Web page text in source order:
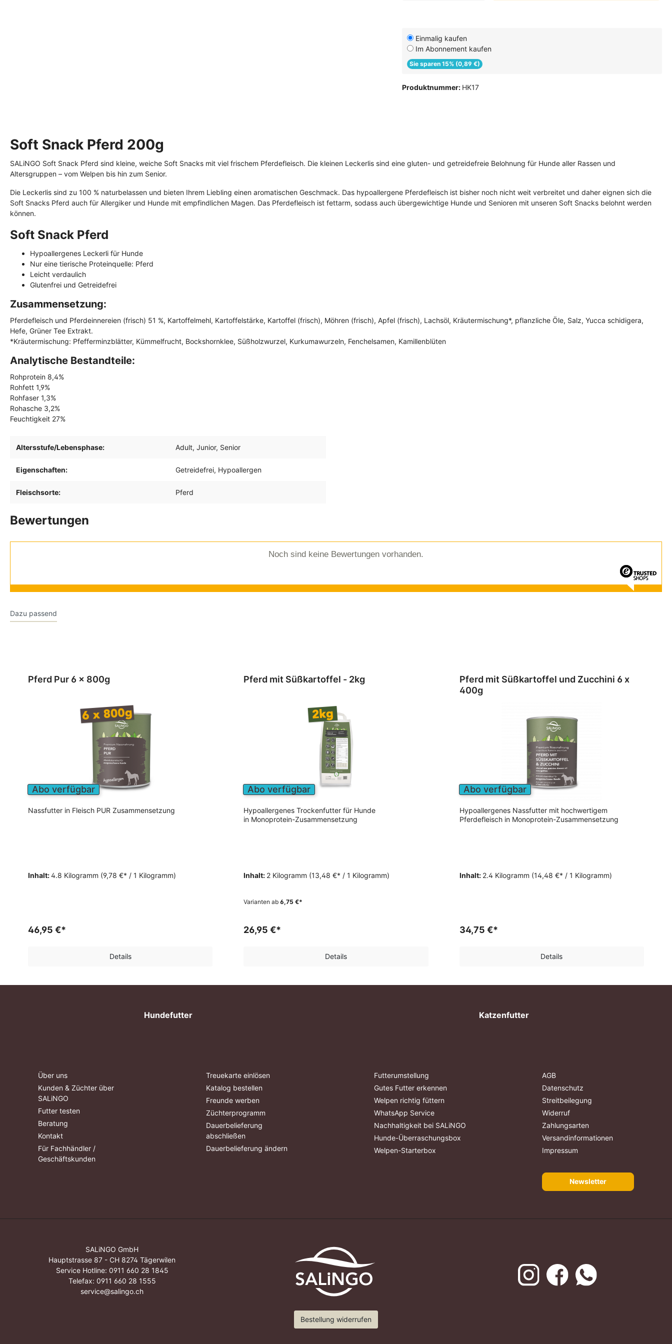
Einmalig kaufen
Im Abonnement kaufen
Sie sparen 15% (0,89 €)
Produktnummer: HK17
Soft Snack Pferd 200g
SALiNGO Soft Snack Pferd sind kleine, weiche Soft Snacks mit viel frischem Pferdefleisch. Die kleinen Leckerlis sind eine gluten- und getreidefreie Belohnung für Hunde aller Rassen und
Altersgruppen – vom Welpen bis hin zum Senior.
Die Leckerlis sind zu 100 % naturbelassen und bieten Ihrem Liebling einen aromatischen Geschmack. Das hypoallergene Pferdefleisch ist bisher noch nicht weit verbreitet und daher eignen sich die
Soft Snacks Pferd auch für Allergiker und Hunde mit empfindlichen Magen. Das Pferdefleisch ist fettarm, sodass auch übergewichtige Hunde und Senioren mit unseren Soft Snacks belohnt werden
können.
Soft Snack Pferd
Hypoallergenes Leckerli für Hunde
Nur eine tierische Proteinquelle: Pferd
Leicht verdaulich
Glutenfrei und Getreidefrei
Zusammensetzung:
Pferdefleisch und Pferdeinnereien (frisch) 51 %, Kartoffelmehl, Kartoffelstärke, Kartoffel (frisch), Möhren (frisch), Apfel (frisch), Lachsöl, Kräutermischung*, pflanzliche Öle, Salz, Yucca schidigera,
Hefe, Grüner Tee Extrakt.
*Kräutermischung: Pfefferminzblätter, Kümmelfrucht, Bockshornklee, Süßholzwurzel, Kurkumawurzeln, Fenchelsamen, Kamillenblüten
Analytische Bestandteile:
Rohprotein 8,4%
Rohfett 1,9%
Rohfaser 1,3%
Rohasche 3,2%
Feuchtigkeit 27%
Altersstufe/Lebensphase: Adult, Junior, Senior
Eigenschaften: Getreidefrei, Hypoallergen
Fleischsorte: Pferd
Bewertungen
Noch sind keine Bewertungen vorhanden.
Dazu passend
Abo verfügbar
Pferd Pur 6 x 800g
Nassfutter in Fleisch PUR Zusammensetzung
Inhalt:4.8 Kilogramm (9,78 €* / 1 Kilogramm)
46,95 €*
Details
Abo verfügbar
Pferd mit Süßkartoffel - 2kg
Hypoallergenes Trockenfutter für Hunde
in Monoprotein-Zusammensetzung
Inhalt: 2 Kilogramm (13,48 €* / 1 Kilogramm)
Varianten ab 6,75 €*
26,95 €*
Details
Abo verfügbar
Pferd mit Süßkartoffel und Zucchini 6 x
400g
Hypoallergenes Nassfutter mit hochwertigem
Pferdefleisch in Monoprotein-Zusammensetzung
Inhalt: 2.4 Kilogramm (14,48 €* / 1 Kilogramm)
34,75 €*
Details
Hundefutter Katzenfutter
Über uns
Kunden & Züchter über
SALiNGO
Futter testen
Beratung
Kontakt
Für Fachhändler /
Geschäftskunden
Treuekarte einlösen
Katalog bestellen
Freunde werben
Züchterprogramm
Dauerbelieferung
abschließen
Dauerbelieferung ändern
Futterumstellung
Gutes Futter erkennen
Welpen richtig füttern
WhatsApp Service
Nachhaltigkeit bei SALiNGO
Hunde-Überraschungsbox
Welpen-Starterbox
AGB
Datenschutz
Streitbeilegung
Widerruf
Zahlungsarten
Versandinformationen
Impressum
Newsletter
SALiNGO GmbH
Hauptstrasse 87 - CH 8274 Tägerwilen
Service Hotline: 0911 660 28 1845
Telefax: 0911 660 28 1555
service@salingo.ch
Bestellung widerrufen